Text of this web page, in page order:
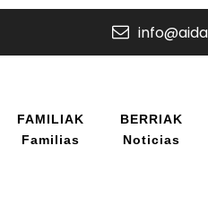
FAMILIAK
Familias
BERRIAK
Noticias